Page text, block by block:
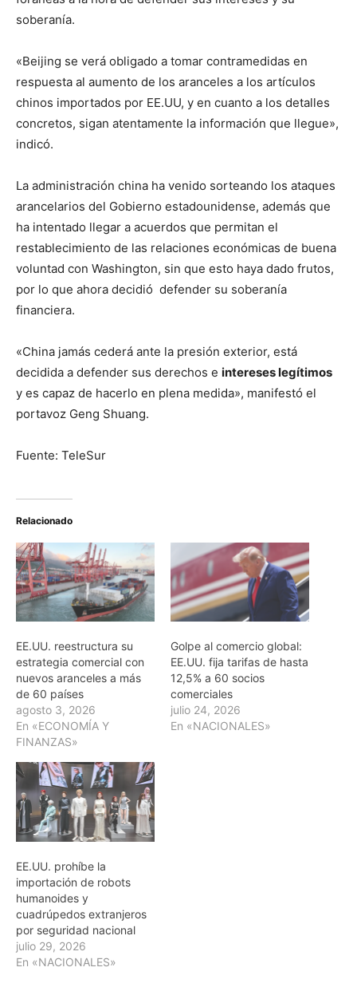
soberanía.
«Beijing se verá obligado a tomar contramedidas en
respuesta al aumento de los aranceles a los artículos
chinos importados por EE.UU, y en cuanto a los detalles
concretos, sigan atentamente la información que llegue»,
indicó.
La administración china ha venido sorteando los ataques
arancelarios del Gobierno estadounidense, además que
ha intentado llegar a acuerdos que permitan el
restablecimiento de las relaciones económicas de buena
voluntad con Washington, sin que esto haya dado frutos,
por lo que ahora decidió defender su soberanía
financiera.
«China jamás cederá ante la presión exterior, está
decidida a defender sus derechos e intereses legítimos
y es capaz de hacerlo en plena medida», manifestó el
portavoz Geng Shuang.
Fuente: TeleSur
Relacionado
EE.UU. reestructura su
estrategia comercial con
nuevos aranceles a más
de 60 países
agosto 3, 2026
En «ECONOMÍA Y
FINANZAS»
Golpe al comercio global:
EE.UU. fija tarifas de hasta
12,5% a 60 socios
comerciales
julio 24, 2026
En «NACIONALES»
EE.UU. prohíbe la
importación de robots
humanoides y
cuadrúpedos extranjeros
por seguridad nacional
julio 29, 2026
En «NACIONALES»